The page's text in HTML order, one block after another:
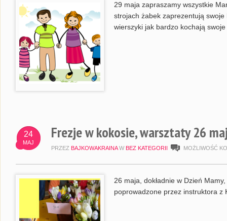
29 maja zapraszamy wszystkie
strojach żabek zaprezentują
wierszyki jak bardzo kochają
24
MAJ
Frezje w kokosie, warsztaty 26
PRZEZ BAJKOWAKRAINA W BEZ KATEGORII MOŻLIWOŚĆ
26 maja, dokładnie w Dzień
poprowadzone przez instruktora z